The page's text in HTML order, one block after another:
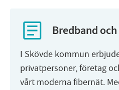
Bredband
I Skövde kommun
privatpersoner, företag
vårt moderna fibernät.